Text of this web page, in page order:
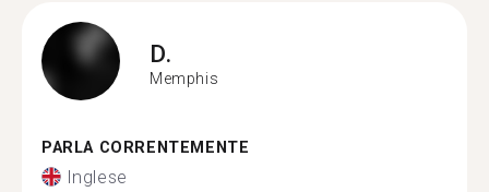
D.
Memphis
PARLA CORRENTEMENTE
Inglese